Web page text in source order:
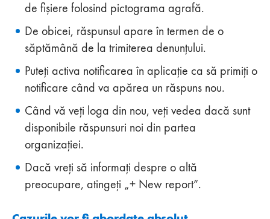
de fișiere folosind pictograma agrafă.
De obicei, răspunsul apare în termen de o
săptămână de la trimiterea denunțului.
Puteți activa notificarea în aplicație ca să primiți o
notificare când va apărea un răspuns nou.
Când vă veți loga din nou, veți vedea dacă sunt
disponibile răspunsuri noi din partea
organizației.
Dacă vreți să informați despre o altă
preocupare, atingeți „+ New report”.